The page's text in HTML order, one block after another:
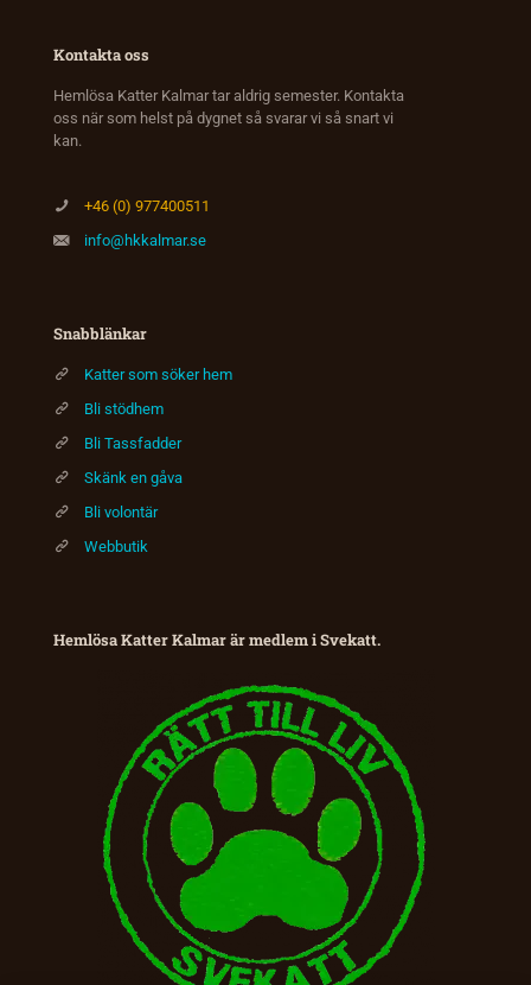
Kontakta oss
Hemlösa Katter Kalmar tar aldrig semester. Kontakta
oss när som helst på dygnet så svarar vi så snart vi
kan.
+46 (0) 977400511
info@hkkalmar.se
Snabblänkar
Katter som söker hem
Bli stödhem
Bli Tassfadder
Skänk en gåva
Bli volontär
Webbutik
Hemlösa Katter Kalmar är medlem i Svekatt.